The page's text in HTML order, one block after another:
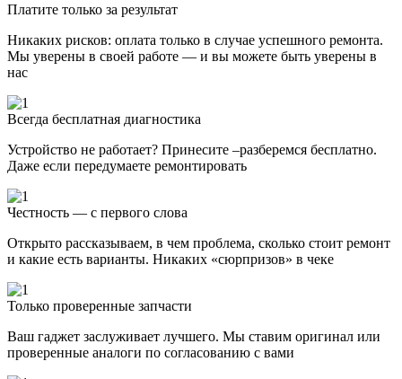
Платите только за результат
Никаких рисков: оплата только в случае успешного ремонта.
Мы уверены в своей работе — и вы можете быть уверены в
нас
Всегда бесплатная диагностика
Устройство не работает? Принесите –разберемся бесплатно.
Даже если передумаете ремонтировать
Честность — с первого слова
Открыто рассказываем, в чем проблема, сколько стоит ремонт
и какие есть варианты. Никаких «сюрпризов» в чеке
Только проверенные запчасти
Ваш гаджет заслуживает лучшего. Мы ставим оригинал или
проверенные аналоги по согласованию с вами